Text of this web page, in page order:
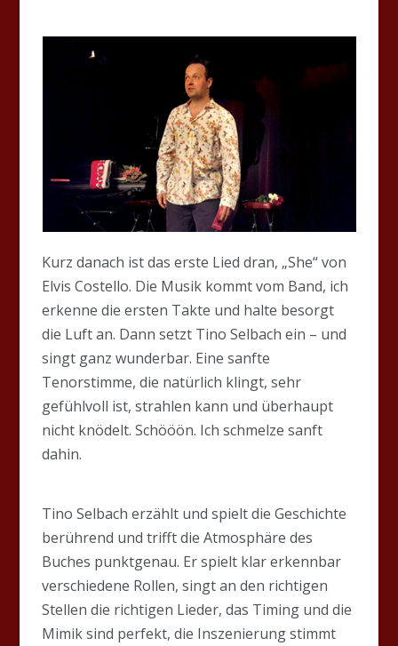
Kurz danach ist das erste Lied dran, „She“ von
Elvis Costello. Die Musik kommt vom Band, ich
erkenne die ersten Takte und halte besorgt
die Luft an. Dann setzt Tino Selbach ein – und
singt ganz wunderbar. Eine sanfte
Tenorstimme, die natürlich klingt, sehr
gefühlvoll ist, strahlen kann und überhaupt
nicht knödelt. Schööön. Ich schmelze sanft
dahin.
Tino Selbach erzählt und spielt die Geschichte
berührend und trifft die Atmosphäre des
Buches punktgenau. Er spielt klar erkennbar
verschiedene Rollen, singt an den richtigen
Stellen die richtigen Lieder, das Timing und die
Mimik sind perfekt, die Inszenierung stimmt